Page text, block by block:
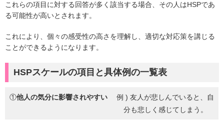
これらの項目に対する回答が多く該当する場合、その人はHSPであ
る可能性が高いとされます。
これにより、個々の感受性の高さを理解し、適切な対応策を講じる
ことができるようになります。
HSPスケールの項目と具体例の一覧表
①他人の気分に影響されやすい
例 ) 友人が悲しんでいると、自
分も悲しく感じてしまう。